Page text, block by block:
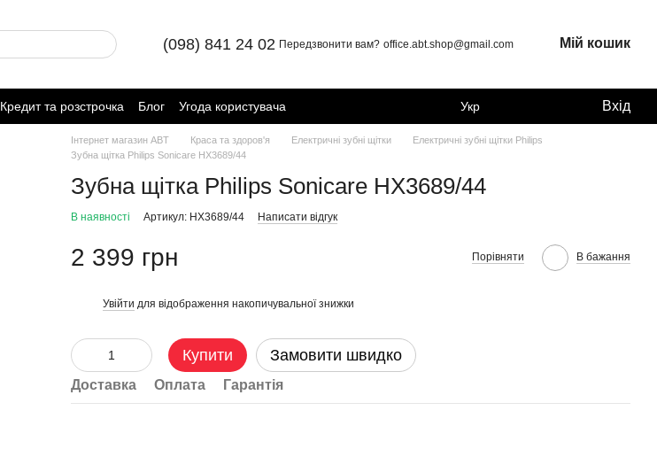
(098) 841 24 02 Передзвонити вам? office.abt.shop@gmail.com Мій кошик
Кредит та розстрочка Блог
Угода користувача
Укр Вхід
Інтернет магазин ABT Краса та здоров'я Електричні зубні щітки
Електричні зубні щітки Philips
Зубна щітка Philips Sonicare HX3689/44
Зубна щітка Philips Sonicare HX3689/44
В наявності Артикул: HX3689/44 Написати відгук
2 399 грн Порівняти В бажання
Увійти для відображення накопичувальної знижки
Купити Замовити швидко
Доставка Оплата Гарантія